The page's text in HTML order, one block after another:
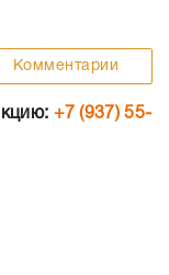
Комментарии
+7 (937) 55-